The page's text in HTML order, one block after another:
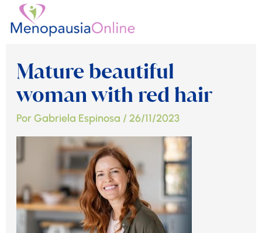
Mature beautiful
woman with red hair
PorGabriela Espinosa / 26/11/2023